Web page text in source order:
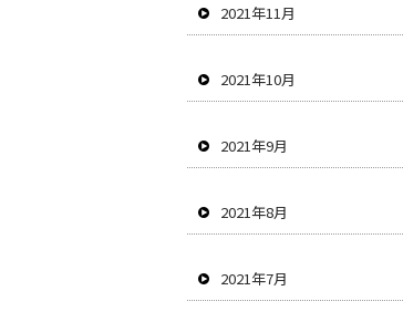
2021年11月
2021年10月
2021年9月
2021年8月
2021年7月